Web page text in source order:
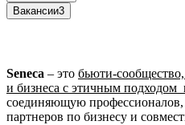
Вакансии3
Seneca – это бьюти-
и бизнеса с этичным подходом
соединяющую профессионалов,
партнеров по бизнесу и